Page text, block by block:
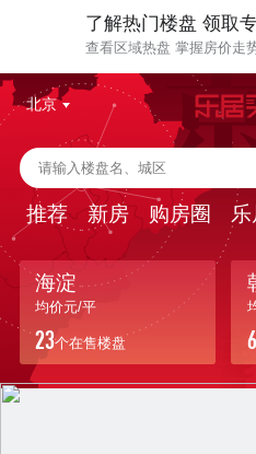
了解热门楼盘 领取
查看区域热盘 掌握房价走
北京
推荐 新房 购房圈
海淀
均价元/平
23个在售楼盘